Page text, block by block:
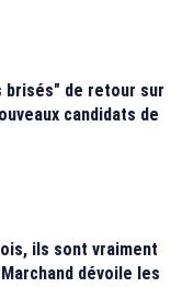
brisés" de retour sur
candidats de
ils sont vraiment
dévoile les